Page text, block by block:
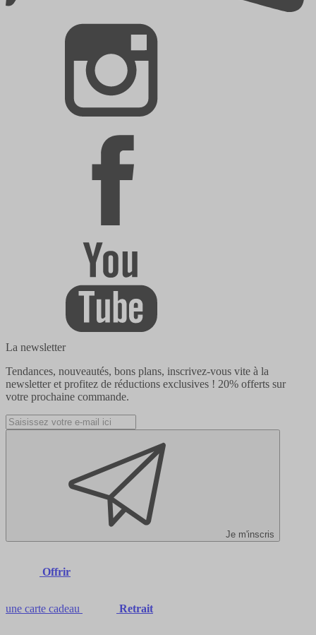
La newsletter
Tendances, nouveautés, bons plans, inscrivez-vous vite à la
newsletter et profitez de réductions exclusives ! 20% offerts sur
votre prochaine commande.
Je m'inscris
Offrir
une carte cadeau Retrait